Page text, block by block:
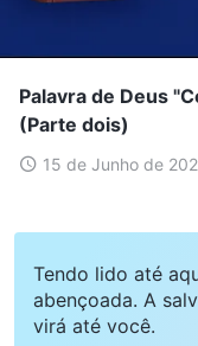
Palavra de Deus
(Parte dois)
15 de Junho de
Tendo lido até
abençoada. A
virá até você.